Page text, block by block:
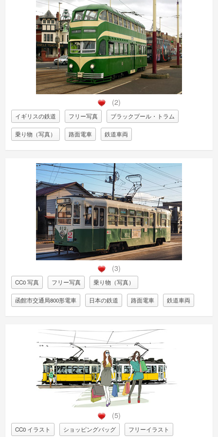
(2)
イギリスの鉄道 フリー写真 ブラックプール・トラム
乗り物（写真） 路面電車 鉄道車両
(3)
CC0 写真 フリー写真 乗り物（写真）
函館市交通局800形電車 日本の鉄道 路面電車 鉄道車両
(5)
CC0 イラスト ショッピングバッグ フリーイラスト